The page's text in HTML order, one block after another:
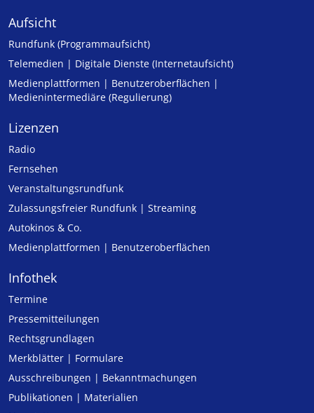
Aufsicht
Rundfunk (Programmaufsicht)
Telemedien | Digitale Dienste (Internetaufsicht)
Medienplattformen | Benutzeroberflächen |
Medienintermediäre (Regulierung)
Lizenzen
Radio
Fernsehen
Veranstaltungsrundfunk
Zulassungs­freier Rund­funk | Streaming
Autokinos & Co.
Medienplattformen | Benutzeroberflächen
Infothek
Termine
Pressemitteilungen
Rechtsgrundlagen
Merkblätter | Formulare
Ausschreibungen | Bekanntmachungen
Publikationen | Materialien